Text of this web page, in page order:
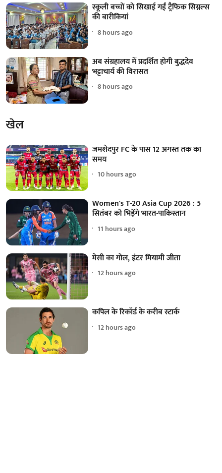
स्कूली बच्चों को सिखाई गईं ट्रैफिक सिग्नल्स
की बारीकियां
8 hours ago
अब संग्रहालय में प्रदर्शित होगी बुद्धदेव
भट्टाचार्य की विरासत
8 hours ago
खेल
जमशेदपुर FC के पास 12 अगस्त तक का
समय
10 hours ago
Women's T-20 Asia Cup 2026 : 5
सितंबर को भिड़ेंगे भारत-पाकिस्तान
11 hours ago
मेसी का गोल, इंटर मियामी जीता
12 hours ago
कपिल के रिकॉर्ड के करीब स्टार्क
12 hours ago